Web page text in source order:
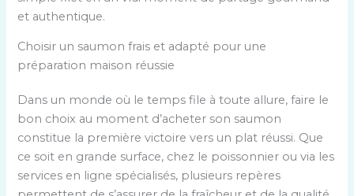
et authentique.
Choisir un saumon frais et adapté pour une
préparation maison réussie
Dans un monde où le temps file à toute allure, faire le
bon choix au moment d’acheter son saumon
constitue la première victoire vers un plat réussi. Que
ce soit en grande surface, chez le poissonnier ou via les
services en ligne spécialisés, plusieurs repères